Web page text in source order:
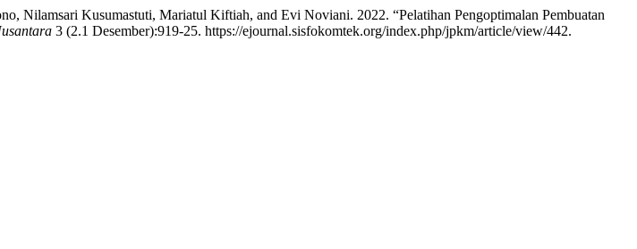
Nilamsari Kusumastuti, Mariatul Kiftiah, and Evi Noviani. 2022. “Pelatihan Pengoptimalan Pembuatan
3 (2.1 Desember):919-25. https://ejournal.sisfokomtek.org/index.php/jpkm/article/view/442.